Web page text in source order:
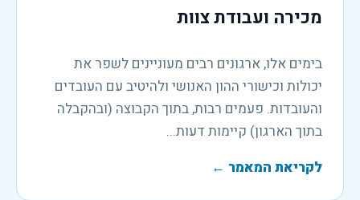
מכירה ועבודת צוות
בימים אלו, ארגונים רבים מעוניינים לשפר את
יכולות וכישורי ההון האנושי ולהיטיב עם העובדים
והעובדות. פעמים רבות, בתוך הקבוצה (ובהקבלה
בתוך הארגון) קיימות דעות...
לקריאת המאמר ←